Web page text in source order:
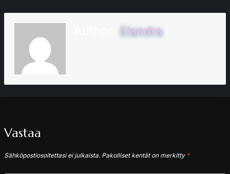
Elandra
Vastaa
Sähköpostiosoitettasi ei julkaista. Pakolliset kentät on merkitty *